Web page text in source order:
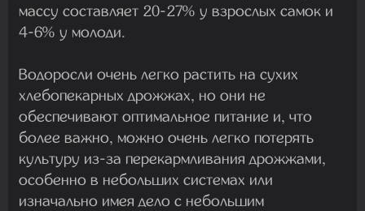
массу составляет 20-27% у взрослых самок и
4-6% у молоди.
Водоросли очень легко растить на сухих
хлебопекарных дрожжах, но они не
обеспечивают оптимальное питание и, что
более важно, можно очень легко потерять
культуру из-за перекармливания дрожжами,
особенно в небольших системах или
изначально имея дело с небольшим